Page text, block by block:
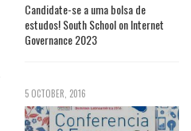
Candidate-se a uma bolsa de
estudos! South School on Internet
Governance 2023
5 OCTOBER, 2016